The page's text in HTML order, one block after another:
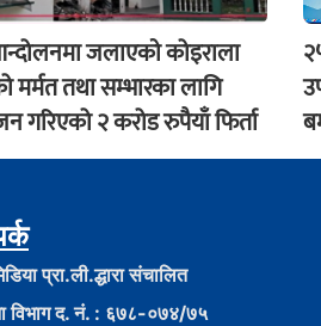
जलाएकाे कोइराला
मर्मत तथा सम्भारका लागि
गरिएको २ करोड रुपैयाँ फिर्ता
प्रा.ली.द्धारा संचालित
विभाग द. नं. : ६७८-०७४/७५